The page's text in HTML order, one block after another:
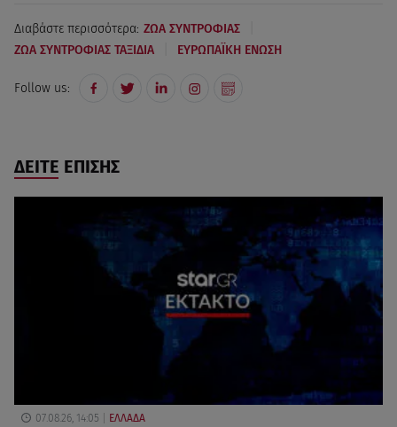
Διαβάστε περισσότερα: ΖΩΑ ΣΥΝΤΡΟΦΙΑΣ
ΖΩΑ ΣΥΝΤΡΟΦΙΑΣ ΤΑΞΙΔΙΑ ΕΥΡΩΠΑΪΚΗ ΕΝΩΣΗ
Follow us:
ΔΕΙΤΕ ΕΠΙΣΗΣ
07.08.26, 14:05 ΕΛΛΑΔΑ